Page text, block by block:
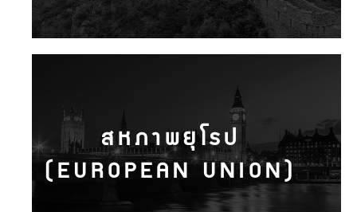
สหภาพยุโรป
(EUROPEAN UNION)